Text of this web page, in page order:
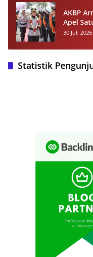
AKBP
Apel
Estafet
30 Juli 2026
Statistik